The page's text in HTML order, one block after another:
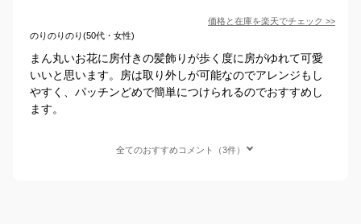
価格と在庫を楽天でチェック >>
のりのりのり(50代・女性)
まん丸いお花に房付きの髪飾りが歩く度に房がゆれて可愛
いいと思います。房は取り外しが可能なのでアレンジもし
やすく、パッチンどめで簡単につけられるのでおすすめし
ます。
全てのおすすめコメント（3件）